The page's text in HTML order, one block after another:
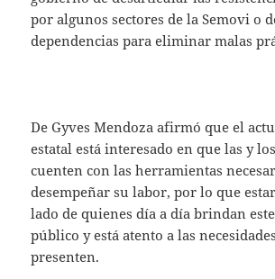
por algunos sectores de la Semovi o
dependencias para eliminar malas
De Gyves Mendoza afirmó que el
estatal está interesado en que las y
cuenten con las herramientas
desempeñar su labor, por lo que
lado de quienes día a día brindan
público y está atento a las
presenten.